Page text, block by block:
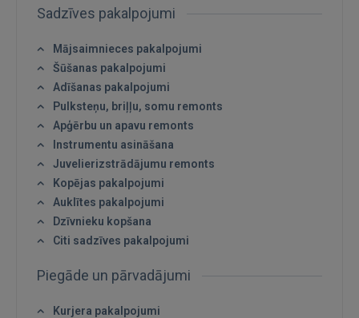
Aizmirsāt paroli? Atcerēties?
FACEBOOK
GOOGLE
 Sign in with Apple
Vēl neesat reģistrējies?
REĢISTRĀCIJA
Sadzīves pakalpojumi
Mājsaimnieces pakalpojumi
Šūšanas pakalpojumi
Adīšanas pakalpojumi
Pulksteņu, briļļu, somu remonts
Apģērbu un apavu remonts
Instrumentu asināšana
Juvelierizstrādājumu remonts
Kopējas pakalpojumi
Auklītes pakalpojumi
Dzīvnieku kopšana
Citi sadzīves pakalpojumi
Piegāde un pārvadājumi
Kurjera pakalpojumi